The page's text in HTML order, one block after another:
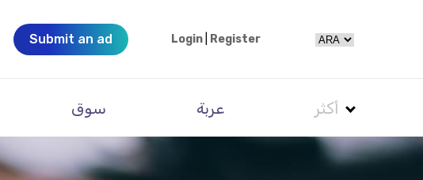
Submit an ad Login Register
سوق عربة أكثر